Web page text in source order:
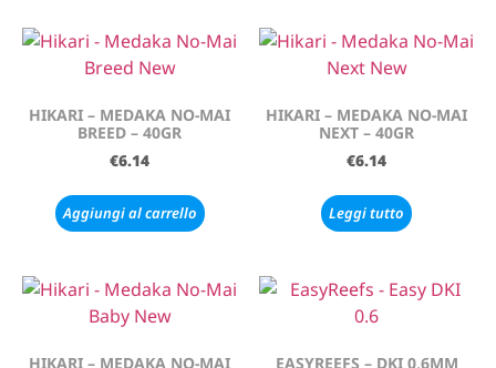
HIKARI – MEDAKA NO-MAI
BREED – 40GR
€6.14
Aggiungi al carrello
HIKARI – MEDAKA NO-MAI
NEXT – 40GR
€6.14
Leggi tutto
HIKARI – MEDAKA NO-MAI EASYREEFS – DKI 0,6MM